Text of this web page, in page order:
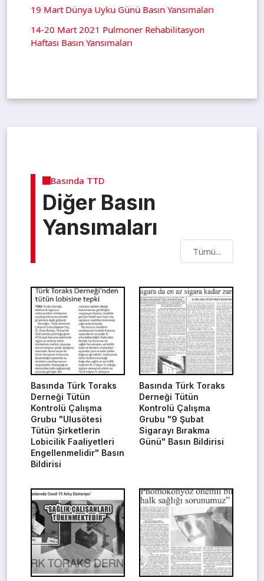
19 Mart Dünya Uyku Günü Basın Yansımaları
14-20 Mart 2021 Pulmoner Rehabilitasyon
Haftası Basın Yansımaları
Basında TTD
Diğer Basın
Yansımaları
Tümü...
Basında Türk Toraks
Derneği Tütün
Kontrolü Çalışma
Grubu "Ulusötesi
Tütün Şirketlerin
Lobicilik Faaliyetleri
Engellenmelidir" Basın
Bildirisi
Basında Türk Toraks
Derneği Tütün
Kontrolü Çalışma
Grubu "9 Şubat
Sigarayı Bırakma
Günü" Basın Bildirisi